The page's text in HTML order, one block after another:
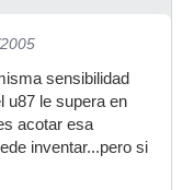
sensibilidad
u87 le supera en
acotar esa
inventar...pero si